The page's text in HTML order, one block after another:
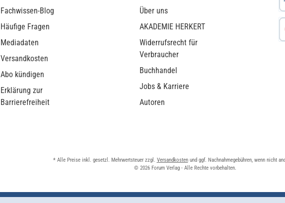
Fachwissen-Blog
Häufige Fragen
Mediadaten
Versandkosten
Abo kündigen
Erklärung zur
Barrierefreiheit
Über uns
AKADEMIE HERKERT
Widerrufsrecht für
Verbraucher
Buchhandel
Jobs & Karriere
Autoren
* Alle Preise inkl. gesetzl. Mehrwertsteuer zzgl. Versandkostenund ggf. Nachnahmegebühren, wenn nicht
© 2026 Forum Verlag - Alle Rechte vorbehalten.